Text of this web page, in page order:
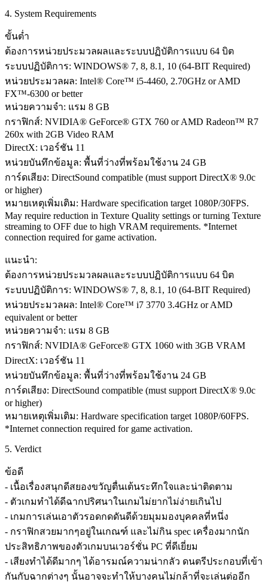
4. System Requirements
ขั้นต่ำ
ต้องการหน่วยประมวลผลและระบบปฏิบัติการแบบ 64 บิต
ระบบปฏิบัติการ: WINDOWS® 7, 8, 8.1, 10 (64-BIT Required)
หน่วยประมวลผล: Intel® Core™ i5-4460, 2.70GHz or AMD
FX™-6300 or better
หน่วยความจำ: แรม 8 GB
กราฟิกส์: NVIDIA® GeForce® GTX 760 or AMD Radeon™ R7
260x with 2GB Video RAM
DirectX: เวอร์ชัน 11
หน่วยบันทึกข้อมูล: พื้นที่ว่างที่พร้อมใช้งาน 24 GB
การ์ดเสียง: DirectSound compatible (must support DirectX® 9.0c
or higher)
หมายเหตุเพิ่มเติม: Hardware specification target 1080P/30FPS.
May require reduction in Texture Quality settings or turning Texture
streaming to OFF due to high VRAM requirements. *Internet
connection required for game activation.
แนะนำ:
ต้องการหน่วยประมวลผลและระบบปฏิบัติการแบบ 64 บิต
ระบบปฏิบัติการ: WINDOWS® 7, 8, 8.1, 10 (64-BIT Required)
หน่วยประมวลผล: Intel® Core™ i7 3770 3.4GHz or AMD
equivalent or better
หน่วยความจำ: แรม 8 GB
กราฟิกส์: NVIDIA® GeForce® GTX 1060 with 3GB VRAM
DirectX: เวอร์ชัน 11
หน่วยบันทึกข้อมูล: พื้นที่ว่างที่พร้อมใช้งาน 24 GB
การ์ดเสียง: DirectSound compatible (must support DirectX® 9.0c
or higher)
หมายเหตุเพิ่มเติม: Hardware specification target 1080P/60FPS.
*Internet connection required for game activation.
5. Verdict
ข้อดี
- เนื้อเรื่องสนุกดีสยองขวัญตื่นเต้นระทึกใจและน่าติดตาม
- ตัวเกมทำได้ดีฉากปริศนาในเกมไม่ยากไม่ง่ายเกินไป
- เกมการเล่นเอาตัวรอดกดดันดีด้วยมุมมองบุคคลที่หนึ่ง
- กราฟิกสวยมากๆอยู่ในเกณฑ์ และไม่กิน spec เครื่องมากนัก
ประสิทธิภาพของตัวเกมบนเวอร์ชั่น PC ที่ดีเยี่ยม
- เสียงทำได้ดีมากๆ ได้อารมณ์ความน่ากลัว ดนตรีประกอบที่เข้า
กันกับฉากต่างๆ นั้นอาจจะทำให้บางคนไม่กล้าที่จะเล่นต่ออีก